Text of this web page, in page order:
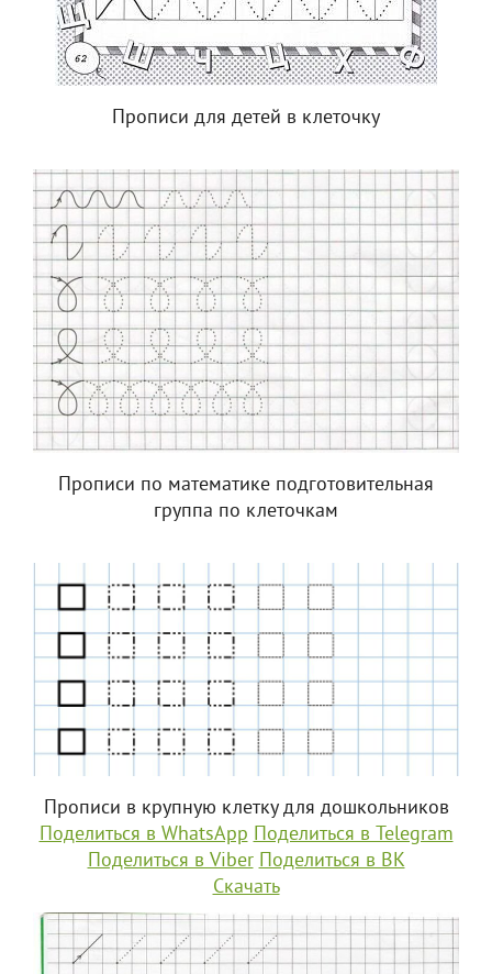
Прописи для детей в клеточку
Прописи по математике подготовительная
группа по клеточкам
Прописи в крупную клетку для дошкольников
Поделиться в WhatsApp Поделиться в Telegram
Поделиться в Viber Поделиться в ВК
Скачать